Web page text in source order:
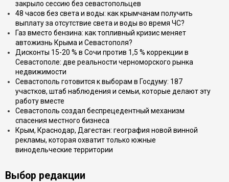
закрыло сессию без севастопольцев
48 часов без света и воды: как крымчанам получить
выплату за отсутствие света и воды во время ЧС?
Газ вместо бензина: как топливный кризис меняет
автожизнь Крыма и Севастополя?
Дисконты 15-20 % в Сочи против 1,5 % коррекции в
Севастополе: две реальности черноморского рынка
недвижимости
Севастополь готовится к выборам в Госдуму: 187
участков, штаб наблюдения и семьи, которые делают эту
работу вместе
Севастополь создал беспрецедентный механизм
спасения местного бизнеса
Крым, Краснодар, Дагестан: география новой винной
рекламы, которая охватит только южные
винодельческие территории
Выбор редакции